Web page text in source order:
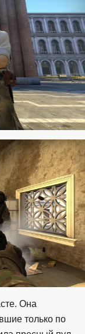
Она
только по